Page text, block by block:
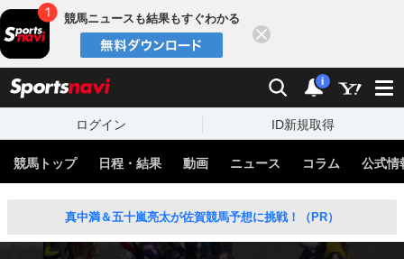
競馬ニュースも結果もすぐわかる
検索 通知
i
ログイン ID新規取得
競馬トップ 日程・結果 動画 ニュース コラム 公式情
真中満＆五十嵐亮太が佐賀競馬予想に挑戦！（PR）